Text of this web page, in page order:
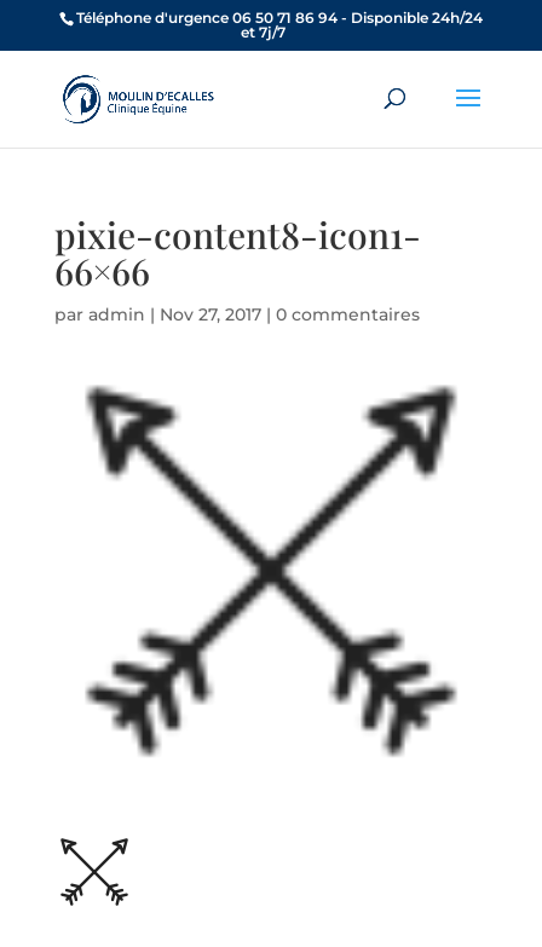
Téléphone d'urgence 06 50 71 86 94 - Disponible 24h/24
et 7j/7
pixie-content8-icon1-
66×66
par admin | Nov 27, 2017| 0 commentaires